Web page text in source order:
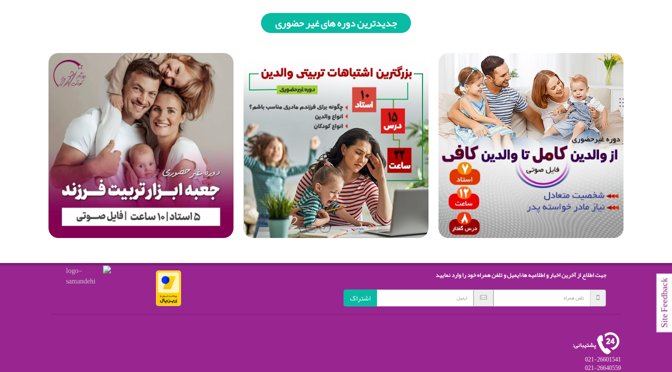
Site
جدیدترین دوره های غیر حضوری
از والدین کامل تا والدین کافی اشتباهات تربیتی والدین جعبه ابزار تربیت فرزند
جهت اطلاع از آخرین اخبار و اطلاعیه ها،ایمیل و تلفن همراه خود را وارد نمایید
اشتراک
پشتیبانی:
021-26601541
021-26640559